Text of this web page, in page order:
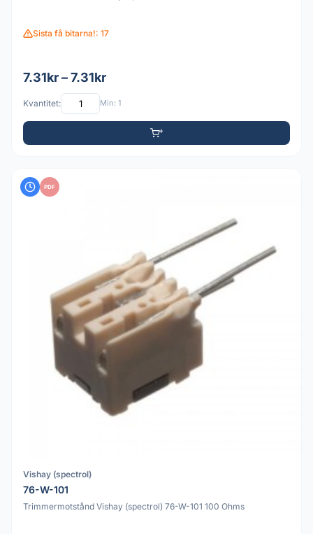
Sista få bitarna!: 17
7.31kr – 7.31kr
Kvantitet: Min: 1
PDF
Vishay (spectrol)
76-W-101
Trimmermotstånd Vishay (spectrol) 76-W-101 100 Ohms